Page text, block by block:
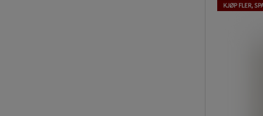
KJØP FLER,